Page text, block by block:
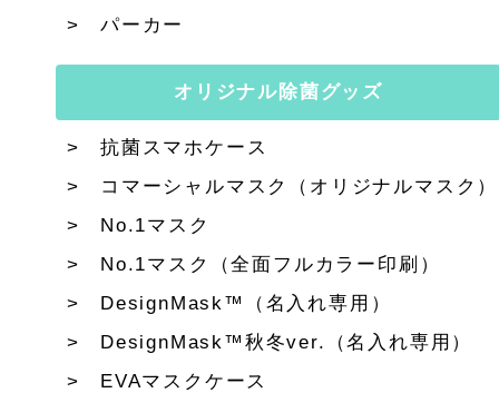
パーカー
オリジナル除菌グッズ
抗菌スマホケース
コマーシャルマスク（オリジナルマスク）
No.1マスク
No.1マスク（全面フルカラー印刷）
DesignMask™（名入れ専用）
DesignMask™秋冬ver.（名入れ専用）
EVAマスクケース